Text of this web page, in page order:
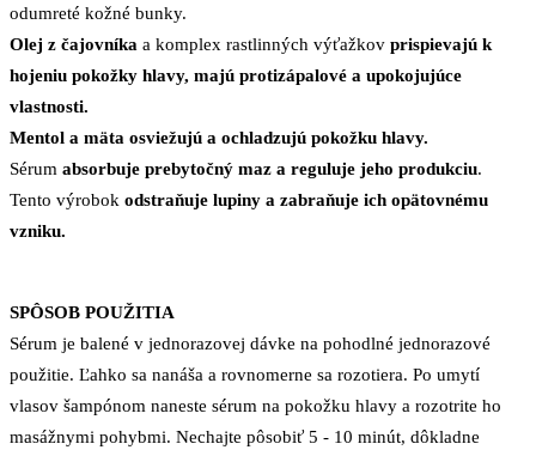
odumreté kožné bunky.
Olej z čajovníka a komplex rastlinných výťažkov prispievajú k
hojeniu pokožky hlavy, majú protizápalové a upokojujúce
vlastnosti.
Mentol a mäta osviežujú a ochladzujú pokožku hlavy.
Sérum absorbuje prebytočný maz a reguluje jeho produkciu.
Tento výrobok odstraňuje lupiny a zabraňuje ich opätovnému
vzniku.
SPÔSOB POUŽITIA
Sérum je balené v jednorazovej dávke na pohodlné jednorazové
použitie. Ľahko sa nanáša a rovnomerne sa rozotiera. Po umytí
vlasov šampónom naneste sérum na pokožku hlavy a rozotrite ho
masážnymi pohybmi. Nechajte pôsobiť 5 - 10 minút, dôkladne